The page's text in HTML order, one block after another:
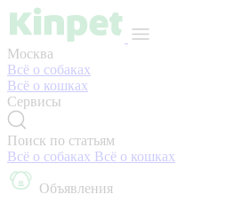
Москва
Всё о собаках
Всё о кошках
Сервисы
Поиск по статьям
Всё о собаках Всё о кошках
Объявления